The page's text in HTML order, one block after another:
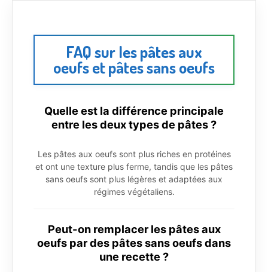
FAQ sur les pâtes aux
oeufs et pâtes sans oeufs
Quelle est la différence principale
entre les deux types de pâtes ?
Les pâtes aux oeufs sont plus riches en protéines
et ont une texture plus ferme, tandis que les pâtes
sans oeufs sont plus légères et adaptées aux
régimes végétaliens.
Peut-on remplacer les pâtes aux
oeufs par des pâtes sans oeufs dans
une recette ?